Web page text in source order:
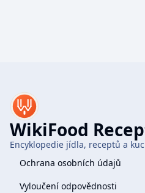
WikiFood
Encyklopedie jídla, receptů a
Ochrana osobních údajů
Vyloučení odpovědnosti